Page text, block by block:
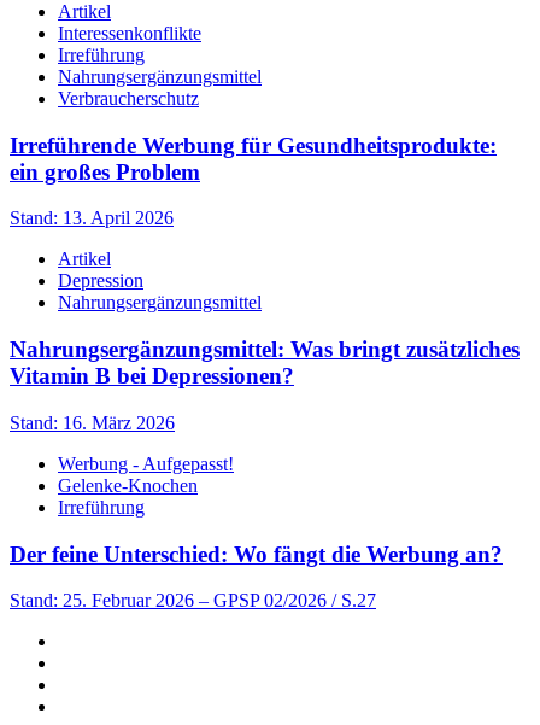
Artikel
Interessenkonflikte
Irreführung
Nahrungsergänzungsmittel
Verbraucherschutz
Irreführende Werbung für Gesundheitsprodukte:
ein großes Problem
Stand: 13. April 2026
Artikel
Depression
Nahrungsergänzungsmittel
Nahrungsergänzungsmittel: Was bringt zusätzliches
Vitamin B bei Depressionen?
Stand: 16. März 2026
Werbung - Aufgepasst!
Gelenke-Knochen
Irreführung
Der feine Unterschied: Wo fängt die Werbung an?
Stand: 25. Februar 2026 – GPSP 02/2026 / S.27